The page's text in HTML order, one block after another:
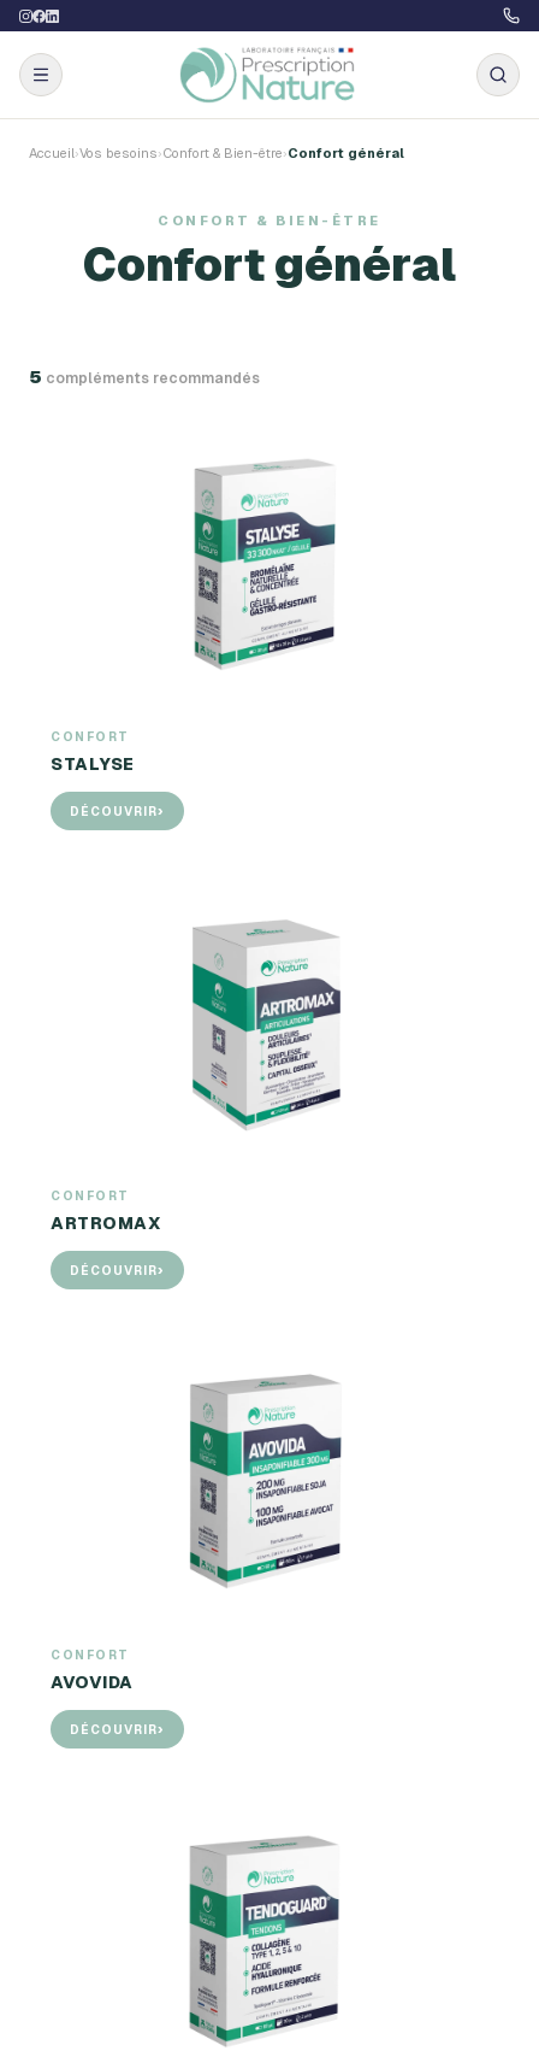
Accueil›Vos besoins›Confort & Bien-être›Confort général
CONFORT & BIEN-ÊTRE
Confort général
5 compléments recommandés
CONFORT
STALYSE
DÉCOUVRIR›
CONFORT
ARTROMAX
DÉCOUVRIR›
CONFORT
AVOVIDA
DÉCOUVRIR›